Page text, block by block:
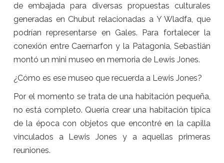
de embajada para diversas propuestas culturales
generadas en Chubut relacionadas a Y Wladfa, que
podrían representarse en Gales. Para fortalecer la
conexión entre Caernarfon y la Patagonia, Sebastián
montó un mini museo en memoria de Lewis Jones.
¿Cómo es ese museo que recuerda a Lewis Jones?
Por el momento se trata de una habitación pequeña,
no está completo. Quería crear una habitación típica
de la época con objetos que encontré en la capilla
vinculados a Lewis Jones y a aquellas primeras
reuniones.